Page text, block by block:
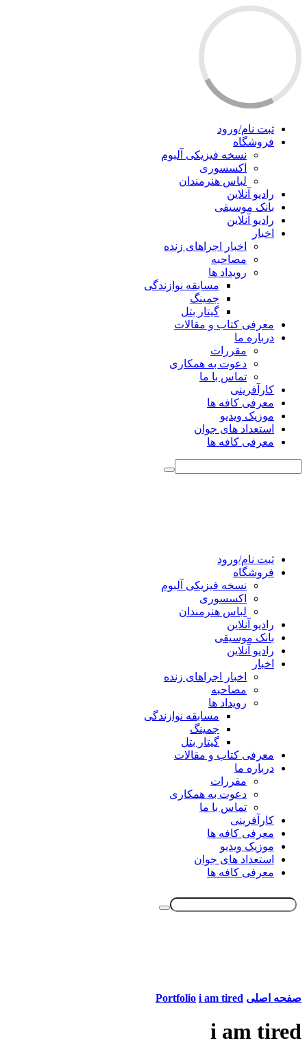
ثبت نام/ورود
فروشگاه
نسخه فیزیکی آلبوم
اکسسوری
لباس هنرمندان
رادیو آنلاین
بانک موسیقی
رادیو آنلاین
اخبار
اخبار اجراهای زنده
مصاحبه
رویداد ها
مسابقه نوازندگی
جمینگ
گیتار بتل
معرفی کتاب و مقالات
درباره ما
مقررات
دعوت به همکاری
تماس با ما
کارآفرینی
معرفی کافه ها
موزیک ویدیو
استعداد های جوان
معرفی کافه ها
ثبت نام/ورود
فروشگاه
نسخه فیزیکی آلبوم
اکسسوری
لباس هنرمندان
رادیو آنلاین
بانک موسیقی
رادیو آنلاین
اخبار
اخبار اجراهای زنده
مصاحبه
رویداد ها
مسابقه نوازندگی
جمینگ
گیتار بتل
معرفی کتاب و مقالات
درباره ما
مقررات
دعوت به همکاری
تماس با ما
کارآفرینی
معرفی کافه ها
موزیک ویدیو
استعداد های جوان
معرفی کافه ها
صفحه اصلی Portfolio i am tired
i am tired